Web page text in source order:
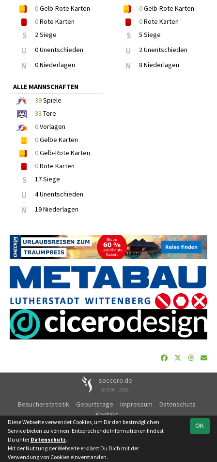
Team Staffel Süd Meisterrunde
0Gelb-Rote Karten
0Rote Karten
S 2 Siege
U 0 Unentschieden
N 0 Niederlagen
0Gelb-Rote Karten
0Rote Karten
S 5 Siege
U 2 Unentschieden
N 8 Niederlagen
ALLE MANNSCHAFTEN
39Spiele
33 Tore
6Vorlagen
0Gelbe Karten
0Gelb-Rote Karten
0Rote Karten
S 17 Siege
U 4 Unentschieden
N 19 Niederlagen
soccero.de
© 2006 - 2026
Besucherstatistik Geburtstage Impressum
Datenschutz
Kontakt
OK
Diese Webseite verwendet Cookies, um Dir den bestmöglichen
Service bieten zu können. Entsprechende Informationen findest
Du unter Datenschutz.
Mit der Nutzung der Webseite erklärst Du Dich mit der
Verwendung von Cookies einverstanden.